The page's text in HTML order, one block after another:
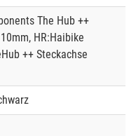
The Hub ++
HR:Haibike
++ Steckachse